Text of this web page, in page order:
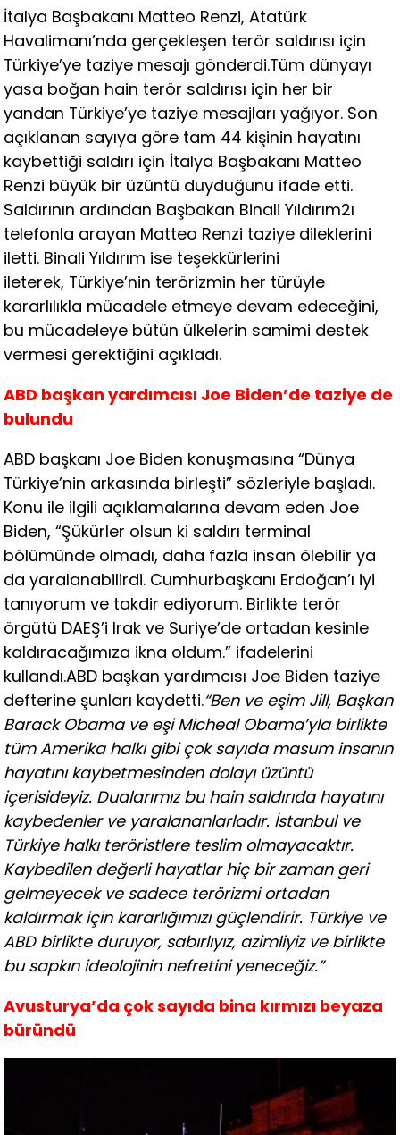
İtalya Başbakanı Matteo Renzi, Atatürk
Havalimanı’nda gerçekleşen terör saldırısı için
Türkiye’ye taziye mesajı gönderdi.Tüm dünyayı
yasa boğan hain terör saldırısı için her bir
yandan Türkiye’ye taziye mesajları yağıyor. Son
açıklanan sayıya göre tam 44 kişinin hayatını
kaybettiği saldırı için İtalya Başbakanı Matteo
Renzi büyük bir üzüntü duyduğunu ifade etti.
Saldırının ardından Başbakan Binali Yıldırım2ı
telefonla arayan Matteo Renzi taziye dileklerini
iletti. Binali Yıldırım ise teşekkürlerini
ileterek, Türkiye’nin terörizmin her türüyle
kararlılıkla mücadele etmeye devam edeceğini,
bu mücadeleye bütün ülkelerin samimi destek
vermesi gerektiğini açıkladı.
ABD başkan yardımcısı Joe Biden’de taziye de
bulundu
ABD başkanı Joe Biden konuşmasına “Dünya
Türkiye’nin arkasında birleşti” sözleriyle başladı.
Konu ile ilgili açıklamalarına devam eden Joe
Biden, “Şükürler olsun ki saldırı terminal
bölümünde olmadı, daha fazla insan ölebilir ya
da yaralanabilirdi. Cumhurbaşkanı Erdoğan’ı iyi
tanıyorum ve takdir ediyorum. Birlikte terör
örgütü DAEŞ’i Irak ve Suriye’de ortadan kesinle
kaldıracağımıza ikna oldum.” ifadelerini
kullandı.ABD başkan yardımcısı Joe Biden taziye
defterine şunları kaydetti.“Ben ve eşim Jill, Başkan
Barack Obama ve eşi Micheal Obama’yla birlikte
tüm Amerika halkı gibi çok sayıda masum insanın
hayatını kaybetmesinden dolayı üzüntü
içerisideyiz. Dualarımız bu hain saldırıda hayatını
kaybedenler ve yaralananlarladır. İstanbul ve
Türkiye halkı teröristlere teslim olmayacaktır.
Kaybedilen değerli hayatlar hiç bir zaman geri
gelmeyecek ve sadece terörizmi ortadan
kaldırmak için kararlığımızı güçlendirir. Türkiye ve
ABD birlikte duruyor, sabırlıyız, azimliyiz ve birlikte
bu sapkın ideolojinin nefretini yeneceğiz.”
Avusturya’da çok sayıda bina kırmızı beyaza
büründü